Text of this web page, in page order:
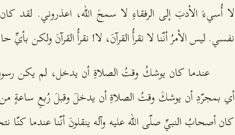
لا أُسيءَ الأدبَ إلى الرفقاءِ لا سمحَ الله، اعذروني. لقد
نفسي. ليس الأمرُ أنّنا لا نقرأُ القرآنَ، لا! نقرأُ القرآنَ ولكن
عندما كان يوشكُ وقتُ الصلاةِ أن يدخل، لم يكن رسولُ
أي بمجرّدِ أن يوشكَ وقتُ الصلاةِ أن يدخلَ وقبلَ رُبعِ ساعةٍ من
كان أصحابُ النبيِّ صلّى الله عليه وآله ينقلونَ أنّنا عندما كنّا